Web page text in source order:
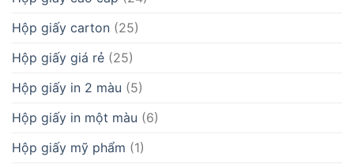
Hộp giấy carton (25)
Hộp giấy giá rẻ (25)
Hộp giấy in 2 màu (5)
Hộp giấy in một màu (6)
Hộp giấy mỹ phẩm (1)